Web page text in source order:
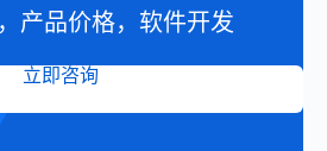
产品价格，软件开发
立即咨询